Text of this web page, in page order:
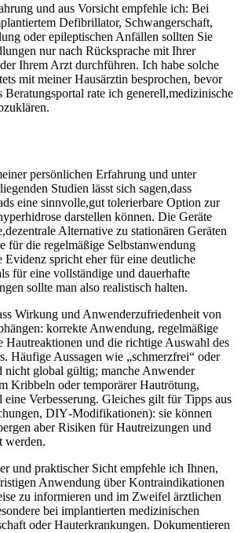
und aus Vorsicht empfehle ich: ⁢Bei
Defibrillator, ⁣Schwangerschaft,⁢
oder ‍epileptischen Anfällen sollten⁣ Sie
nur nach ​Rücksprache mit Ihrer
‌Ihrem ‌Arzt durchführen. Ich habe ‍solche
mit meiner Hausärztin besprochen, bevor
rate ich generell,medizinische
persönlichen ‌Erfahrung ⁢und unter⁣
‍Studien ​lässt sich sagen,dass
‍eine sinnvolle,gut tolerierbare Option⁤ zur
darstellen können. Die Geräte
Alternative ‌zu stationären Geräten
für die ‌regelmäßige Selbstanwendung
Evidenz spricht eher für eine ‍deutliche
für eine vollständige ⁢und dauerhafte⁣
sollte man also realistisch halten.
Wirkung und Anwenderzufriedenheit von⁣
korrekte Anwendung, regelmäßige
und​ die ‍richtige Auswahl des‌
Häufige Aussagen wie „schmerzfrei“⁣ oder
nicht global‌ gültig; ​manche ⁣Anwender
Kribbeln oder temporärer Hautrötung,
eine Verbesserung. Gleiches gilt für Tipps aus
DIY‑Modifikationen): sie können
aber Risiken für Hautreizungen und
werden.
und praktischer​ Sicht⁣ empfehle ich Ihnen,
‌Anwendung über Kontraindikationen⁢
zu informieren und⁢ im ⁣Zweifel ‌ärztlichen
bei implantierten‍ medizinischen⁤
oder Hauterkrankungen.⁣ Dokumentieren